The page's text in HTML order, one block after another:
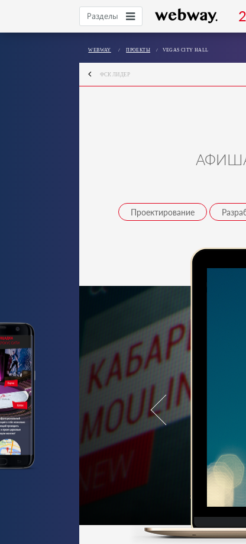
Разделы
WEBWAY /ПРОЕКТЫ / VEGAS CITY HALL
ФСК ЛИДЕР
Проектирование